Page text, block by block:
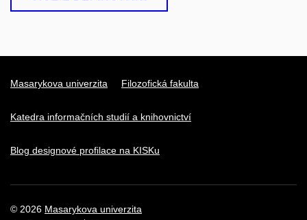
Masarykova univerzita Filozofická fakulta
Katedra informačních studií a knihovnictví
Blog designové profilace na KISKu
© 2026 Masarykova univerzita